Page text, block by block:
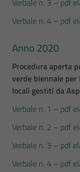
Verbale n. 3 – pdf
Verbale n. 4 – pdf
Anno 2020
Procedura aperta
verde biennale per
locali gestiti da
Verbale n. 1 – pdf
Verbale n. 2 – pdf
Verbale n. 3 – pdf
Verbale n. 4 – pdf